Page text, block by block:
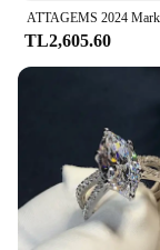
TL2,605.60